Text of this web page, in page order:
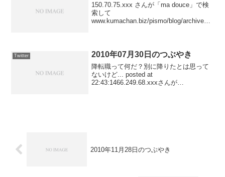
150.70.75.xxx さんが「ma douce」で検
索して
www.kumachan.biz/pismo/blog/archives/2
Twitter 2010年07月30日のつぶやき
降転職って何だ？別に降りたとは思って
ないけど... posted at
22:43:1466.249.68.xxxさんが
2010年11月28日のつぶやき